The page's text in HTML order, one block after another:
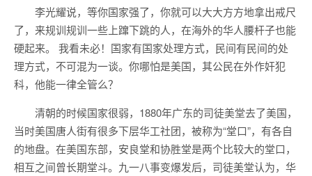
李光耀说，等你国家强了，你就可以大大方方地拿出戒尺
了，来规训规训一些上蹿下跳的人，在海外的华人腰杆子也能
硬起来。 我看未必！国家有国家处理方式，民间有民间的处
理方式，不可混为一谈。你哪怕是美国，其公民在外作奸犯
科，他能一律全管么？
清朝的时候国家很弱，1880年广东的司徒美堂去了美国，
当时美国唐人街有很多下层华工社团，被称为“堂口”，有各自
的地盘。在美国东部，安良堂和协胜堂是两个比较大的堂口，
相互之间曾长期堂斗。九一八事变爆发后，司徒美堂认为，华